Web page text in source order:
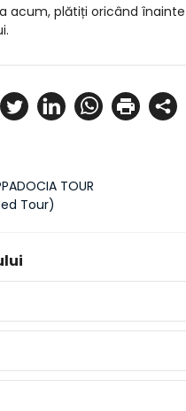
TOUR
Tour)
acum, plătiți oricând